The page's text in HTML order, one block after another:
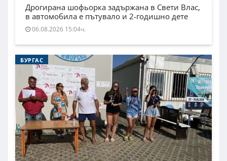
Дрогирана шофьорка задържана в Свети Влас,
в автомобила е пътувало и 2-годишно дете
06.08.2026 15:04ч.
БУРГАС